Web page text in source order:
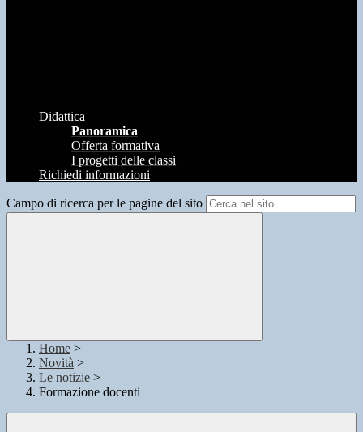
Didattica
Panoramica
Offerta formativa
I progetti delle classi
Richiedi informazioni
Campo di ricerca per le pagine del sito
Home >
Novità >
Le notizie >
Formazione docenti